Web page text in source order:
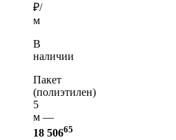
₽/
м
В
наличии
Пакет
(полиэтилен)
5
м —
18 50665